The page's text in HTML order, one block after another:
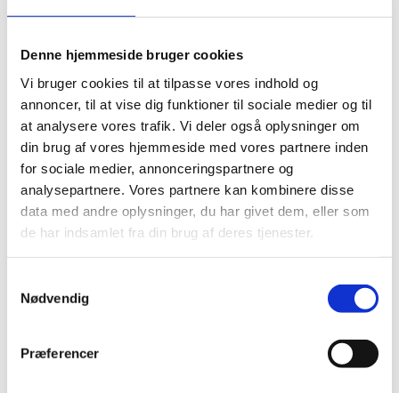
Denne hjemmeside bruger cookies
Vi bruger cookies til at tilpasse vores indhold og
annoncer, til at vise dig funktioner til sociale medier og til
at analysere vores trafik. Vi deler også oplysninger om
din brug af vores hjemmeside med vores partnere inden
for sociale medier, annonceringspartnere og
analysepartnere. Vores partnere kan kombinere disse
data med andre oplysninger, du har givet dem, eller som
de har indsamlet fra din brug af deres tjenester.
Nødvendig
Præferencer
her etableres et nyt boligområde kaldet Cirkelslaget. Murermester
Cirkelslaget er færdig, og påbegyndelsen af 2. Etape forventes i
Kontakt